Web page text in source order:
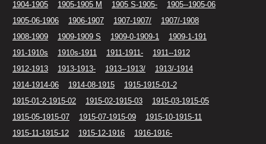
1904-1905
1905-1905 M 1905 S-1905-
1905--1905-06
1905-06-1906
1906-1907 1907-1907/
1907/-1908
1908-1909
1909-1909 S 1909-0-1909-1
1909-1-191
191-1910s
1910s-1911 1911-1911-
1911--1912
1912-1913
1913-1913- 1913--1913/
1913/-1914
1914-1914-06
1914-08-1915
1915-1915-01-2
1915-01-2-1915-02
1915-02-1915-03
1915-03-1915-05
1915-05-1915-07
1915-07-1915-09
1915-10-1915-11
1915-11-1915-12
1915-12-1916
1916-1916-